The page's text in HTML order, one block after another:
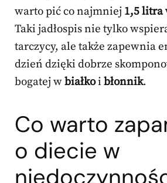
warto pić co najmniej 1,5 litra
Taki jadłospis nie tylko
tarczycy, ale także zapewnia
dzień dzięki dobrze
bogatej wbiałkoi błonnik.
Co warto
o diecie w